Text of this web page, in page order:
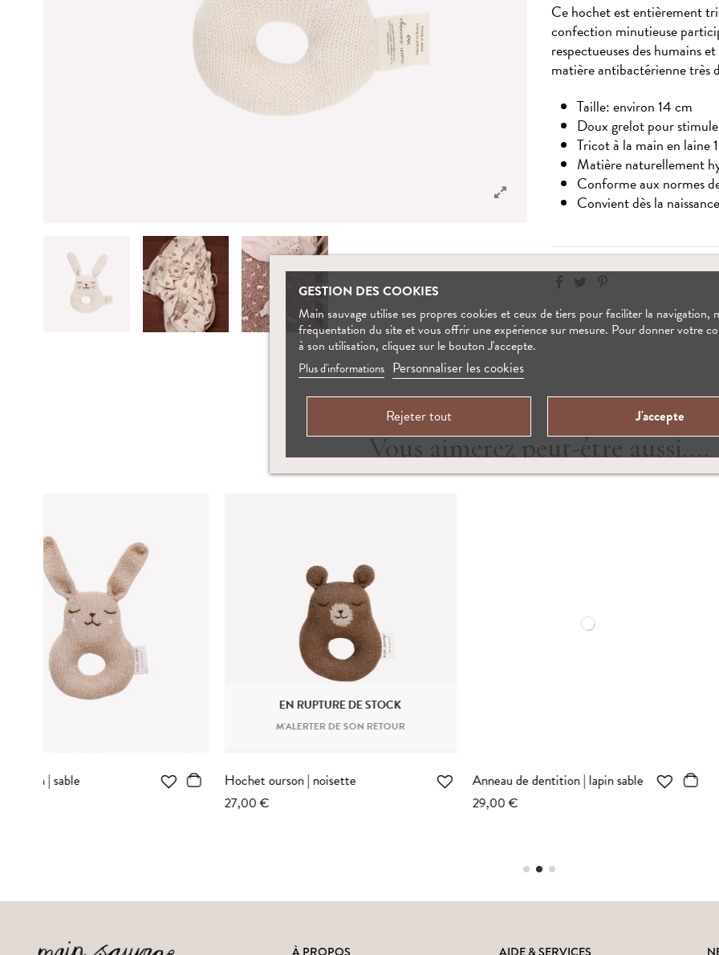
Ce hochet est entièrement
confection minutieuse
respectueuses des humains
matière antibactérienne très
Taille: environ 14 cm
Doux grelot pour
Tricot à la main en laine
Matière naturellement
Conforme aux normes
Convient dès la naissance
Vous aimerez peut-être aussi....
Anneau de dentition | lapin sable Hochet à suspendre | lapin écru
Grand doudou lapin | pyjama
GESTION DES COOKIES
Main sauvage utilise ses propres cookies et ceux de tiers pour faciliter la navigation,
fréquentation du site et vous offrir une expérience sur mesure. Pour donner votre
à son utilisation, cliquez sur le bouton J'accepte.
Plus d'informations Personnaliser les cookies
Rejeter tout J'accepte